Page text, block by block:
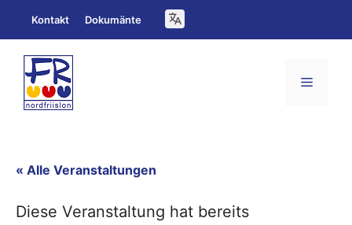
Inhalt
springen
Kontakt Dokumänte
Menü
« Alle Veranstaltungen
Diese Veranstaltung hat bereits